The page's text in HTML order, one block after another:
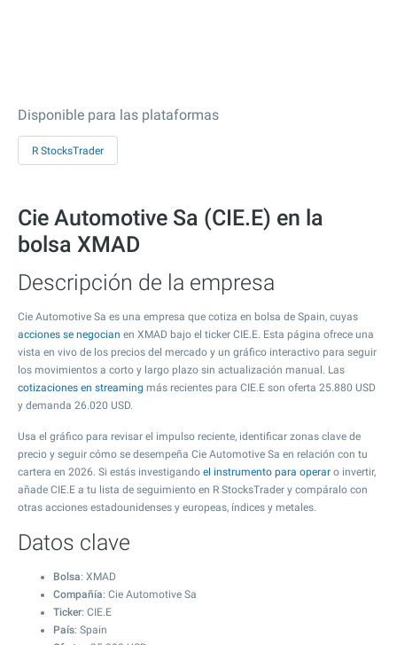
Disponible para las plataformas
R StocksTrader
Cie Automotive Sa (CIE.E) en la
bolsa XMAD
Descripción de la empresa
Cie Automotive Sa es una empresa que cotiza en bolsa de Spain, cuyas
acciones se negocian en XMAD bajo el ticker CIE.E. Esta página ofrece una
vista en vivo de los precios del mercado y un gráfico interactivo para seguir
los movimientos a corto y largo plazo sin actualización manual. Las
cotizaciones en streaming más recientes para CIE.E son oferta 25.880 USD
y demanda 26.020 USD.
Usa el gráfico para revisar el impulso reciente, identificar zonas clave de
precio y seguir cómo se desempeña Cie Automotive Sa en relación con tu
cartera en 2026. Si estás investigando el instrumento para operar o invertir,
añade CIE.E a tu lista de seguimiento en R StocksTrader y compáralo con
otras acciones estadounidenses y europeas, índices y metales.
Datos clave
Bolsa: XMAD
Compañía: Cie Automotive Sa
Ticker: CIE.E
País: Spain